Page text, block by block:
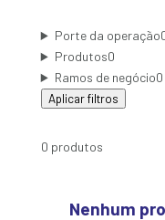
Porte da operação
Produtos0
Ramos de negócio0
Aplicar filtros
0 produtos
Nenhum